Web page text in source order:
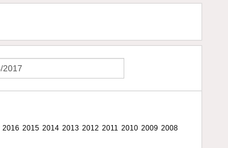
2016 2015 2014 2013 2012 2011 2010 2009 2008